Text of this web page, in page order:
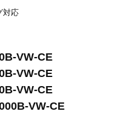
VW-CE
VW-CE
VW-CE
VW-CE
対応